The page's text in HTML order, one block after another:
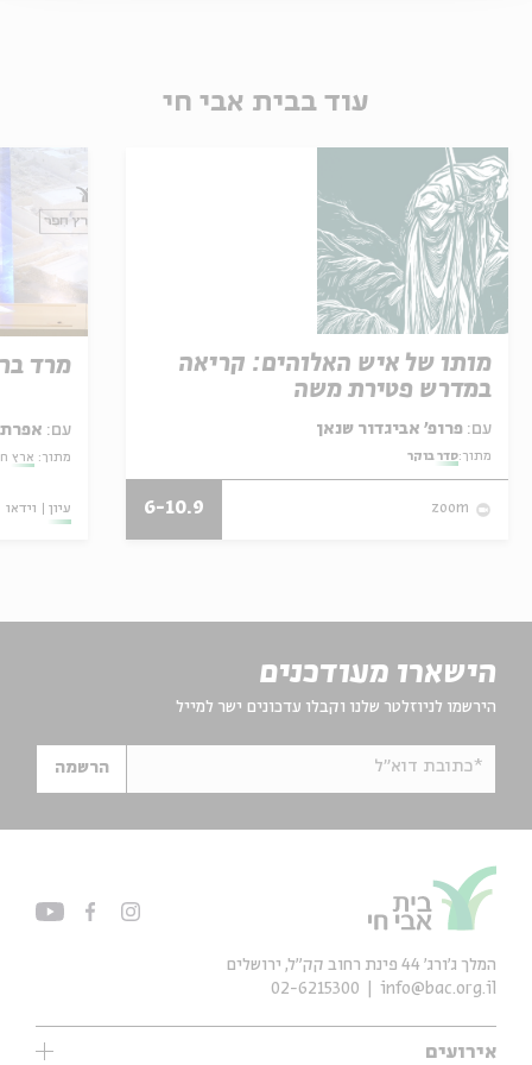
עוד בבית אבי חי
מותו של איש האלוהים: קריאה
במדרש פטירת משה
עם:
מתוך:סדר בוקר
zoom
6-10.9
מרד
עם: אפרת
מתוך: ארץ
עיון וידאו
הישארו מעודכנים
הירשמו לניוזלטר שלנו וקבלו עדכונים ישר למייל
*כתובת דוא"ל הרשמה
אירועים
המלך ג'ורג' 44 פינת רחוב קק״ל, ירושלים
info@bac.org.il
02-6215300